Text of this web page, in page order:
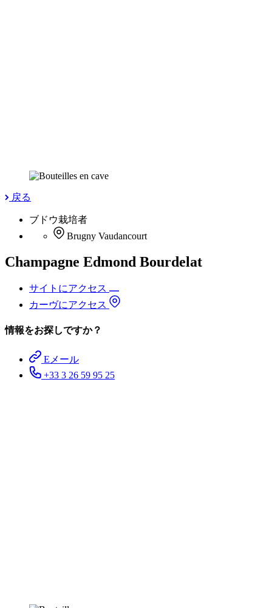
戻る
ブドウ栽培者
Brugny Vaudancourt
Champagne Edmond Bourdelat
サイトにアクセス
カーヴにアクセス
情報をお探しですか？
Eメール
+33 3 26 59 95 25